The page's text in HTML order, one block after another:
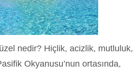
nedir? Hiçlik, acizlik, mutluluk,
Okyanusu’nun ortasında,